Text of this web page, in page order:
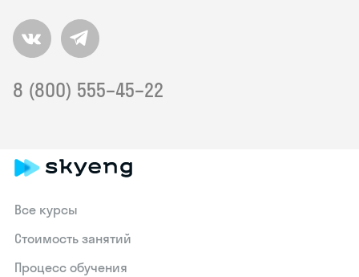
8 (800) 555–45–22
Все курсы
Стоимость занятий
Процесс обучения